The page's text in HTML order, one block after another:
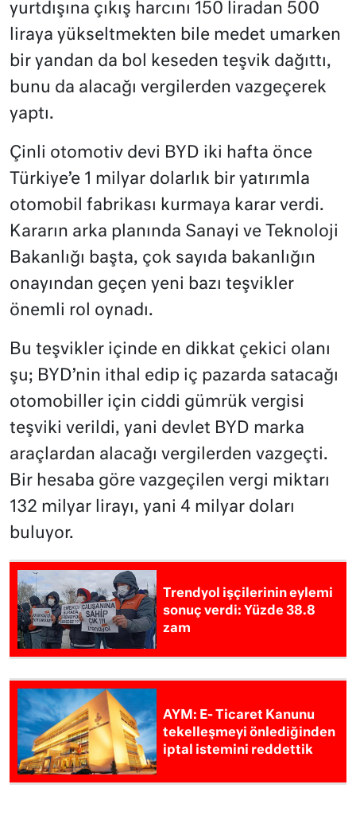
yurtdışına çıkış harcını 150 liradan 500
liraya yükseltmekten bile medet umarken
bir yandan da bol keseden teşvik dağıttı,
bunu da alacağı vergilerden vazgeçerek
yaptı.
Çinli otomotiv devi BYD iki hafta önce
Türkiye’e 1 milyar dolarlık bir yatırımla
otomobil fabrikası kurmaya karar verdi.
Kararın arka planında Sanayi ve Teknoloji
Bakanlığı başta, çok sayıda bakanlığın
onayından geçen yeni bazı teşvikler
önemli rol oynadı.
Bu teşvikler içinde en dikkat çekici olanı
şu; BYD’nin ithal edip iç pazarda satacağı
otomobiller için ciddi gümrük vergisi
teşviki verildi, yani devlet BYD marka
araçlardan alacağı vergilerden vazgeçti.
Bir hesaba göre vazgeçilen vergi miktarı
132 milyar lirayı, yani 4 milyar doları
buluyor.
Trendyol işçilerinin eylemi
sonuç verdi: Yüzde 38.8
zam
AYM: E- Ticaret Kanunu
tekelleşmeyi önlediğinden
iptal istemini reddettik